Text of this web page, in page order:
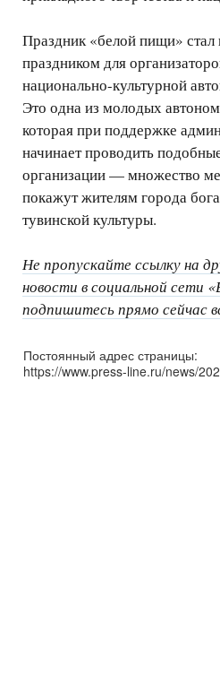
Праздник «белой пищи»
праздником для
национально-культурной
Это одна из молодых
которая при поддержке
начинает проводить
организации — множество
покажут жителям города
тувинской культуры.
Не пропускайте ссылку на
новости в социальной сети
подпишитесь прямо сейчас
Постоянный адрес страницы:
https://www.press-line.ru/news/